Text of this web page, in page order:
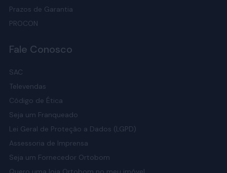
Prazos de Garantia
PROCON
Fale Conosco
SAC
Televendas
Código de Ética
Seja um Franqueado
Lei Geral de Proteção a Dados (LGPD)
Assessoria de Imprensa
Seja um Fornecedor Ortobom